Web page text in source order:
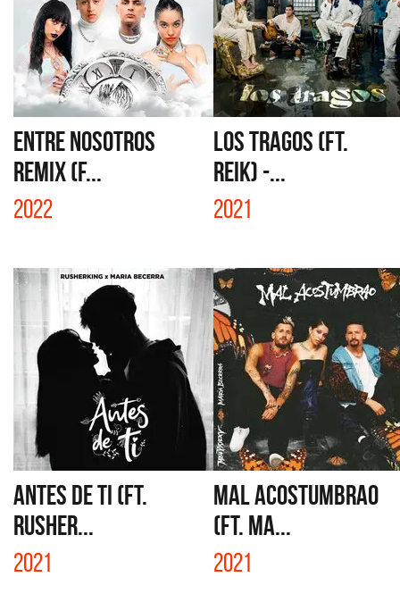
ENTRE NOSOTROS
REMIX (F...
2022
LOS TRAGOS (FT.
REIK) -...
2021
ANTES DE TI (FT.
RUSHER...
2021
MAL ACOSTUMBRAO
(FT. MA...
2021